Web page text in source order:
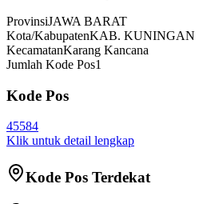
ProvinsiJAWA BARAT
Kota/KabupatenKAB. KUNINGAN
KecamatanKarang Kancana
Jumlah Kode Pos1
Kode Pos
45584
Klik untuk detail lengkap
Kode Pos Terdekat